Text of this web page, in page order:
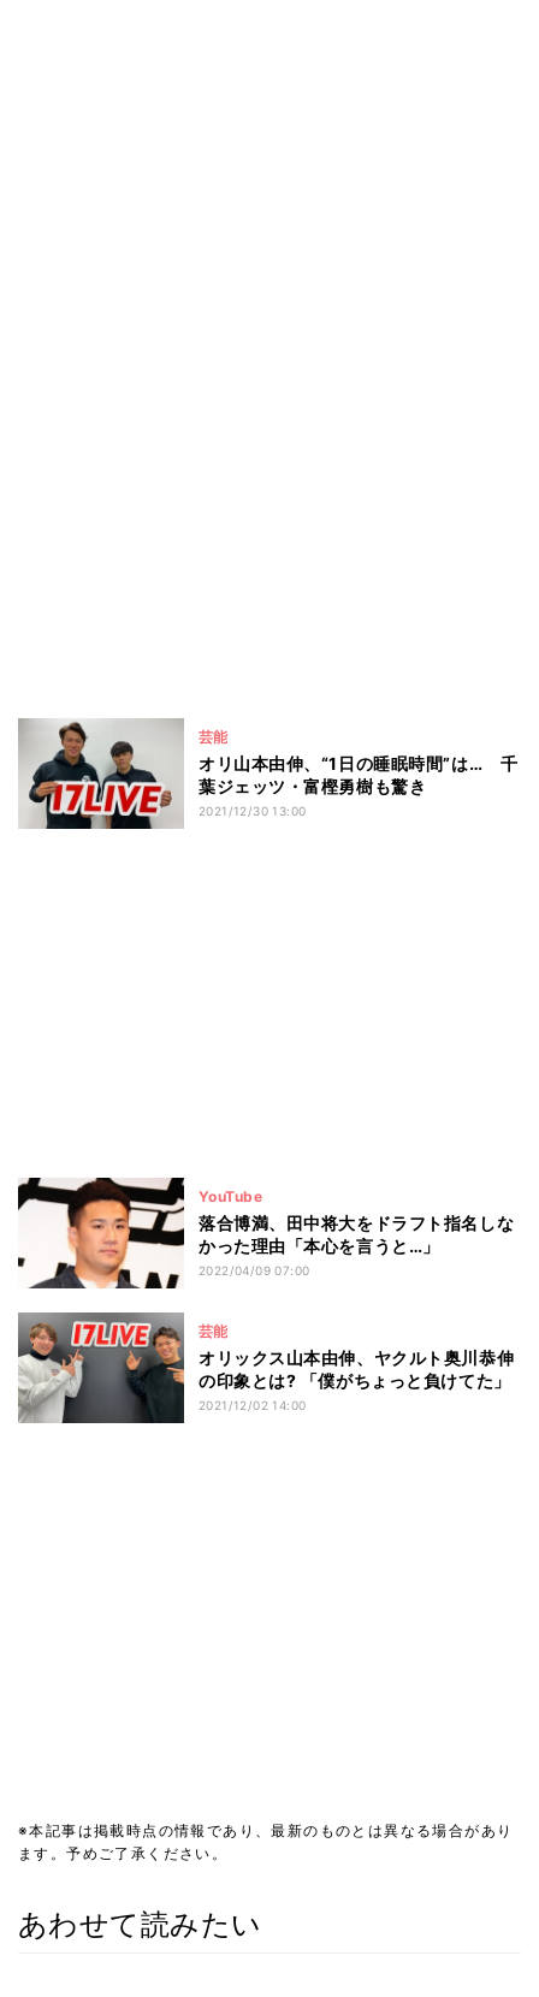
芸能
オリ山本由伸、“1日の睡眠時間”は… 千
葉ジェッツ・富樫勇樹も驚き
2021/12/30 13:00
YouTube
落合博満、田中将大をドラフト指名しな
かった理由「本心を言うと…」
2022/04/09 07:00
芸能
オリックス山本由伸、ヤクルト奥川恭伸
の印象とは? 「僕がちょっと負けてた」
2021/12/02 14:00
※本記事は掲載時点の情報であり、最新のものとは異なる場合があり
ます。予めご了承ください。
あわせて読みたい